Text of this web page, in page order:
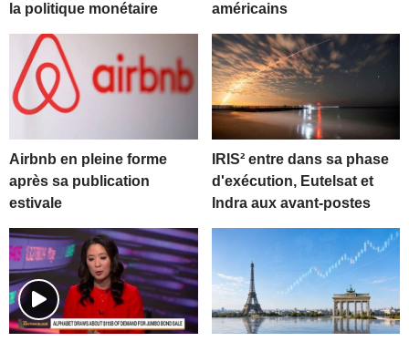
la politique monétaire
américains
Airbnb en pleine forme
après sa publication
estivale
IRIS² entre dans sa phase
d'exécution, Eutelsat et
Indra aux avant-postes